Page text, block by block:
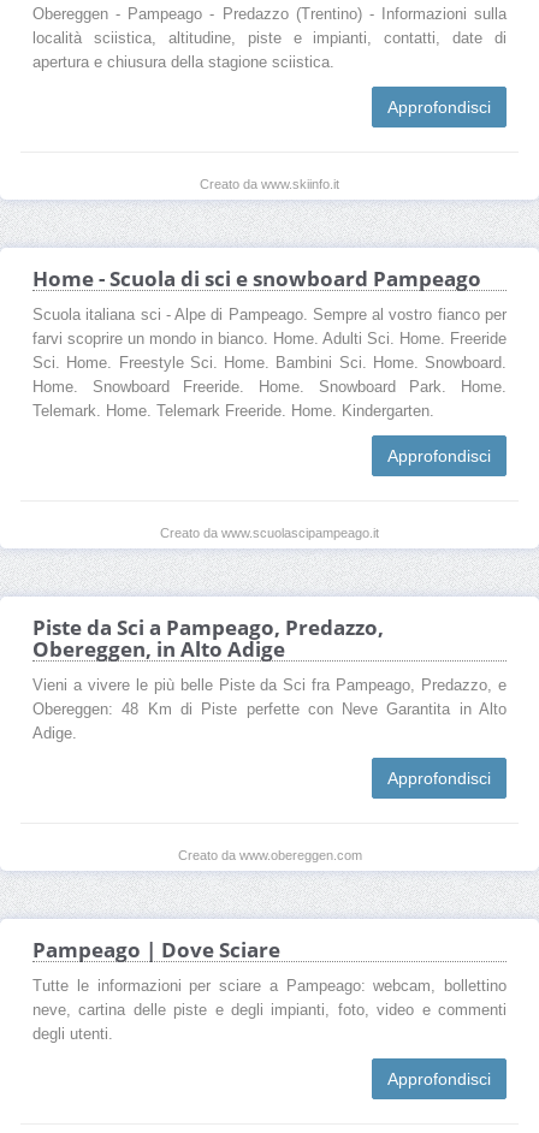
Obereggen - Pampeago - Predazzo (Trentino) - Informazioni sulla
località sciistica, altitudine, piste e impianti, contatti, date di
apertura e chiusura della stagione sciistica.
Approfondisci
Creato da www.skiinfo.it
Home - Scuola di sci e snowboard Pampeago
Scuola italiana sci - Alpe di Pampeago. Sempre al vostro fianco per
farvi scoprire un mondo in bianco. Home. Adulti Sci. Home. Freeride
Sci. Home. Freestyle Sci. Home. Bambini Sci. Home. Snowboard.
Home. Snowboard Freeride. Home. Snowboard Park. Home.
Telemark. Home. Telemark Freeride. Home. Kindergarten.
Approfondisci
Creato da www.scuolascipampeago.it
Piste da Sci a Pampeago, Predazzo,
Obereggen, in Alto Adige
Vieni a vivere le più belle Piste da Sci fra Pampeago, Predazzo, e
Obereggen: 48 Km di Piste perfette con Neve Garantita in Alto
Adige.
Approfondisci
Creato da www.obereggen.com
Pampeago | Dove Sciare
Tutte le informazioni per sciare a Pampeago: webcam, bollettino
neve, cartina delle piste e degli impianti, foto, video e commenti
degli utenti.
Approfondisci